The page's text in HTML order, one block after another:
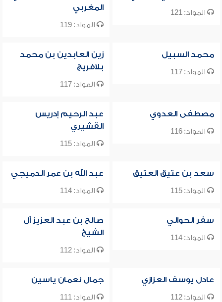
المواد: 121
المغربي
المواد: 119
محمد السبيل
المواد: 117
زين العابدين بن محمد
بلافريج
المواد: 117
مصطفى العدوي
المواد: 116
عبد الرحيم إدريس
القشيري
المواد: 115
سعد بن عتيق العتيق
المواد: 115
عبد الله بن عمر الدميجي
المواد: 114
سفر الحوالي
المواد: 114
صالح بن عبد العزيز آل
الشيخ
المواد: 112
عادل يوسف العزازي
المواد: 112
جمال نعمان ياسين
المواد: 111